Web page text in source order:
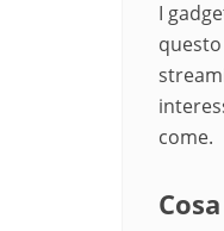
I
come.